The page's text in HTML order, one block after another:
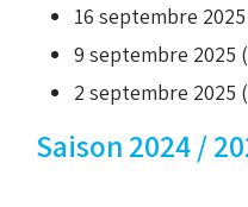
16 septembre
9 septembre 2025
2 septembre 2025
Saison 2024 /